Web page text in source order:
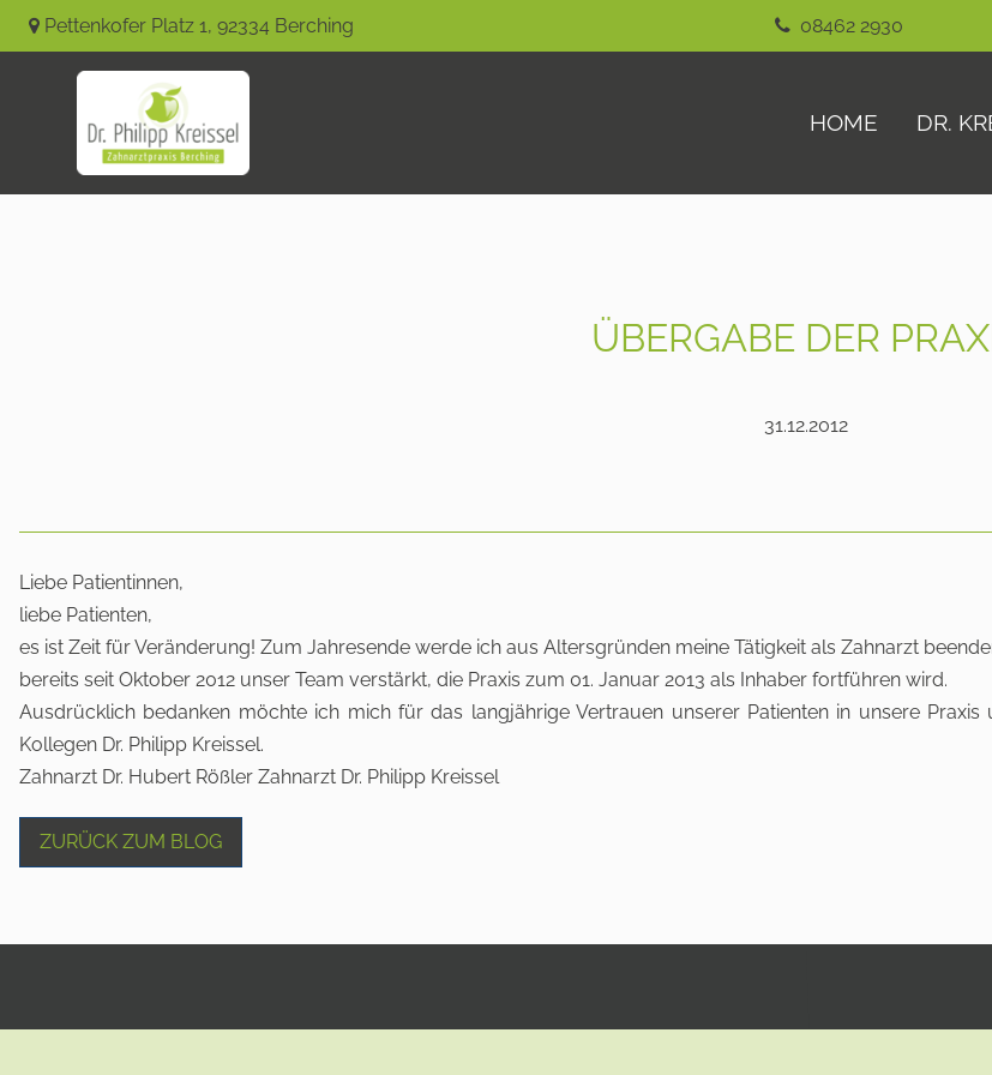
Pettenkofer Platz 1, 92334 Berching 08462 2930
HOME DR.
ÜBERGABE DER
31.12.2012
Liebe Patientinnen,
liebe Patienten,
es ist Zeit für Veränderung! Zum Jahresende werde ich aus Altersgründen meine Tätigkeit als Zahnarzt
bereits seit Oktober 2012 unser Team verstärkt, die Praxis zum 01. Januar 2013 als Inhaber fortführen wird.
Ausdrücklich bedanken möchte ich mich für das langjährige Vertrauen unserer Patienten in unsere
Kollegen Dr. Philipp Kreissel.
Zahnarzt Dr. Hubert Rößler Zahnarzt Dr. Philipp Kreissel
ZURÜCK ZUM BLOG